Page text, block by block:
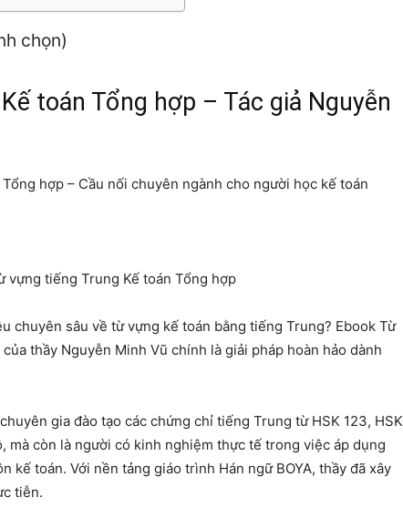
chọn)
toán Tổng hợp – Tác giả Nguyễn
hợp – Cầu nối chuyên ngành cho người học kế toán
vựng tiếng Trung Kế toán Tổng hợp
chuyên sâu về từ vựng kế toán bằng tiếng Trung? Ebook Từ
thầy Nguyễn Minh Vũ chính là giải pháp hoàn hảo dành
gia đào tạo các chứng chỉ tiếng Trung từ HSK 123, HSK
mà còn là người có kinh nghiệm thực tế trong việc áp dụng
kế toán. Với nền tảng giáo trình Hán ngữ BOYA, thầy đã xây
tiễn.